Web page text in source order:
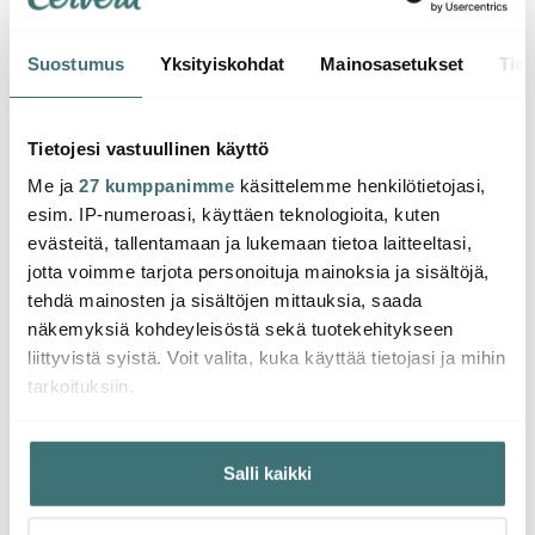
Suostumus Yksityiskohdat Mainosasetukset
Tietojesi vastuullinen käyttö
Me ja 27 kumppanimme käsittelemme henkilötietojasi,
esim. IP-numeroasi, käyttäen teknologioita, kuten
evästeitä, tallentamaan ja lukemaan tietoa laitteeltasi,
jotta voimme tarjota personoituja mainoksia ja sisältöjä,
tehdä mainosten ja sisältöjen mittauksia, saada
näkemyksiä kohdeyleisöstä sekä tuotekehitykseen
liittyvistä syistä. Voit valita, kuka käyttää tietojasi ja mihin
tarkoituksiin.
Jos sallit, haluamme myös tehdä seuraavia:
Kerätä tietoja maantieteellisestä sijainnistasi,
mahdollisesti muutaman metrin tarkkuudella
Salli kaikki
Global
G-78 2 osaa
288.00 € 323.00 €
Saatavilla
Saatat pitää myös näistä